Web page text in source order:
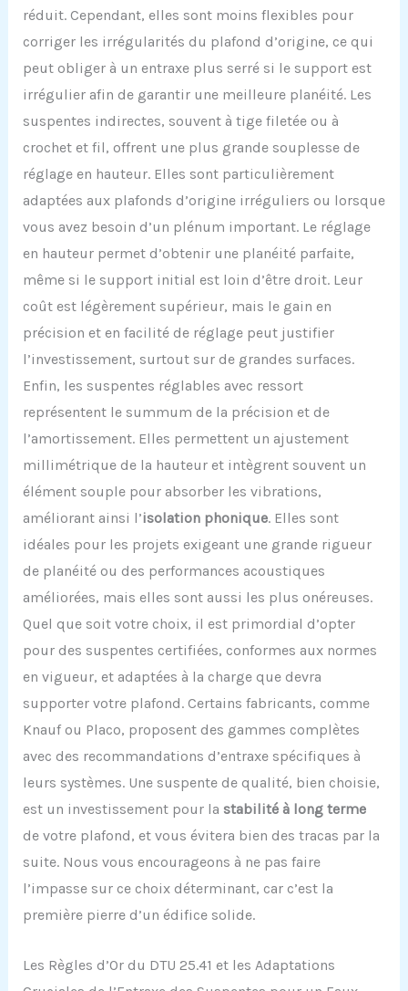
réduit. Cependant, elles sont moins flexibles pour
corriger les irrégularités du plafond d’origine, ce qui
peut obliger à un entraxe plus serré si le support est
irrégulier afin de garantir une meilleure planéité. Les
suspentes indirectes, souvent à tige filetée ou à
crochet et fil, offrent une plus grande souplesse de
réglage en hauteur. Elles sont particulièrement
adaptées aux plafonds d’origine irréguliers ou lorsque
vous avez besoin d’un plénum important. Le réglage
en hauteur permet d’obtenir une planéité parfaite,
même si le support initial est loin d’être droit. Leur
coût est légèrement supérieur, mais le gain en
précision et en facilité de réglage peut justifier
l’investissement, surtout sur de grandes surfaces.
Enfin, les suspentes réglables avec ressort
représentent le summum de la précision et de
l’amortissement. Elles permettent un ajustement
millimétrique de la hauteur et intègrent souvent un
élément souple pour absorber les vibrations,
améliorant ainsi l’isolation phonique. Elles sont
idéales pour les projets exigeant une grande rigueur
de planéité ou des performances acoustiques
améliorées, mais elles sont aussi les plus onéreuses.
Quel que soit votre choix, il est primordial d’opter
pour des suspentes certifiées, conformes aux normes
en vigueur, et adaptées à la charge que devra
supporter votre plafond. Certains fabricants, comme
Knauf ou Placo, proposent des gammes complètes
avec des recommandations d’entraxe spécifiques à
leurs systèmes. Une suspente de qualité, bien choisie,
est un investissement pour la stabilité à long terme
de votre plafond, et vous évitera bien des tracas par la
suite. Nous vous encourageons à ne pas faire
l’impasse sur ce choix déterminant, car c’est la
première pierre d’un édifice solide.
Les Règles d’Or du DTU 25.41 et les Adaptations